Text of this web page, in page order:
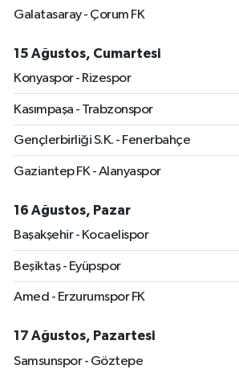
Galatasaray - Çorum FK
15 Ağustos, Cumartesi
Konyaspor - Rizespor
Kasımpaşa - Trabzonspor
Gençlerbirliği S.K. - Fenerbahçe
Gaziantep FK - Alanyaspor
16 Ağustos, Pazar
Başakşehir - Kocaelispor
Beşiktaş - Eyüpspor
Amed - Erzurumspor FK
17 Ağustos, Pazartesi
Samsunspor - Göztepe